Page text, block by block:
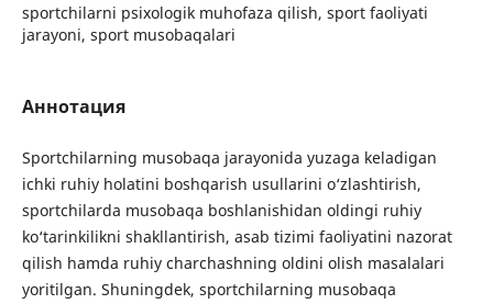
sportchilarni psixologik muhofaza qilish, sport faoliyati
jarayoni, sport musobaqalari
Аннотация
Sportchilarning musobaqa jarayonida yuzaga keladigan
ichki ruhiy holatini boshqarish usullarini o‘zlashtirish,
sportchilarda musobaqa boshlanishidan oldingi ruhiy
ko‘tarinkilikni shakllantirish, asab tizimi faoliyatini nazorat
qilish hamda ruhiy charchashning oldini olish masalalari
yoritilgan. Shuningdek, sportchilarning musobaqa